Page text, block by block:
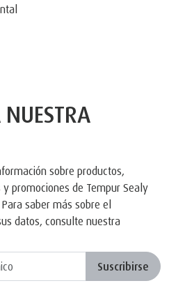
NUESTRA
sobre productos,
promociones de Tempur Sealy
saber más sobre el
datos, consulte nuestra
Suscribirse